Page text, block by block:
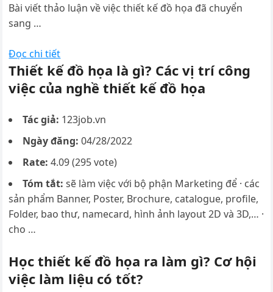
Bài viết thảo luận về việc thiết kế đồ họa đã chuyển
sang …
Đọc chi tiết
Thiết kế đồ họa là gì? Các vị trí công
việc của nghề thiết kế đồ họa
Tác giả: 123job.vn
Ngày đăng: 04/28/2022
Rate: 4.09 (295 vote)
Tóm tắt: sẽ làm việc với bộ phận Marketing để · các
sản phẩm Banner, Poster, Brochure, catalogue, profile,
Folder, bao thư, namecard, hình ảnh layout 2D và 3D,… ·
cho …
Học thiết kế đồ họa ra làm gì? Cơ hội
việc làm liệu có tốt?